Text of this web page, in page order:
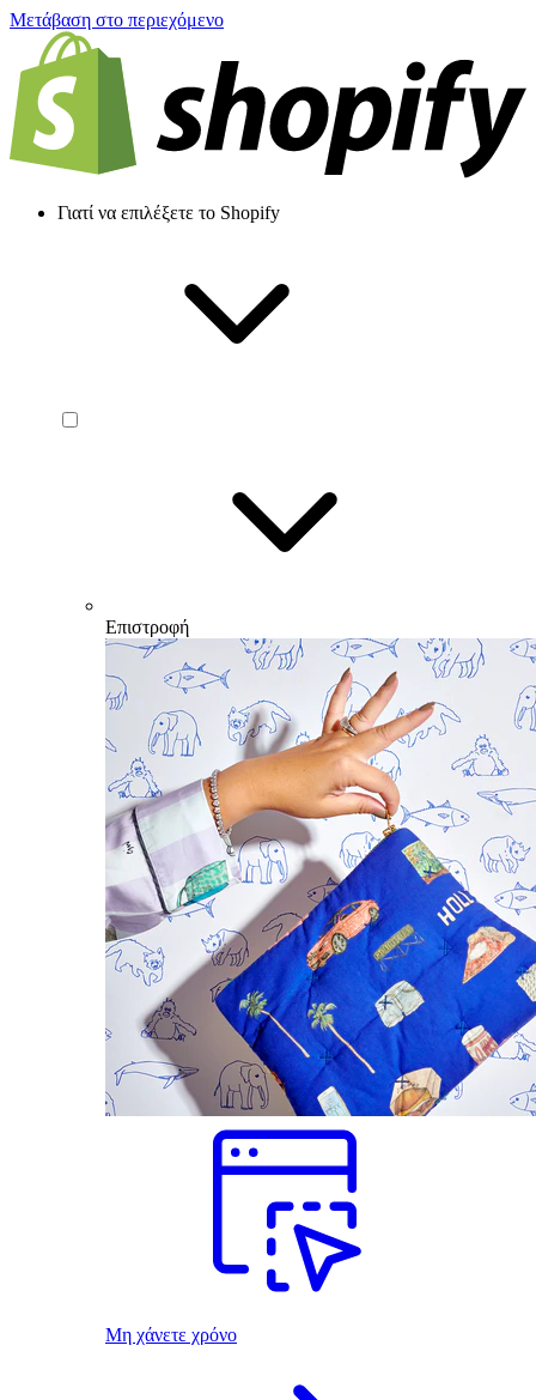
Μετάβαση στο περιεχόμενο
Γιατί να επιλέξετε το Shopify
Επιστροφή
Μη χάνετε χρόνο